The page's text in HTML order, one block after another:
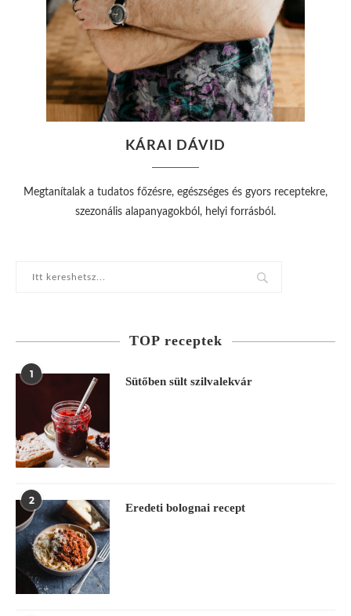
KÁRAI DÁVID
Megtanítalak a tudatos főzésre, egészséges és gyors receptekre,
szezonális alapanyagokból, helyi forrásból.
TOP receptek
1
Sütőben sült szilvalekvár
2
Eredeti bolognai recept